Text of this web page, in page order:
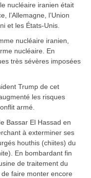
nucléaire iranien était
l’Allemagne, l’Union
et les États-Unis.
nucléaire iranien,
nucléaire. En
très sévères imposées
Trump de cet
les risques
armé.
Bassar El Hassad en
à exterminer ses
houthis (chiites) du
En bombardant fin
de traitement du
faire monter encore